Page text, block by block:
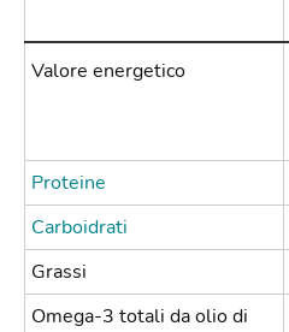
Valore energetico
Proteine
Carboidrati
Grassi
Omega-3 totali da olio di